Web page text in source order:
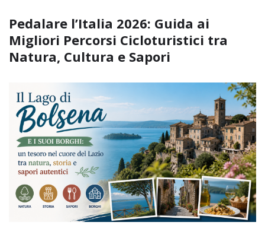
Pedalare l’Italia 2026: Guida ai
Migliori Percorsi Cicloturistici tra
Natura, Cultura e Sapori